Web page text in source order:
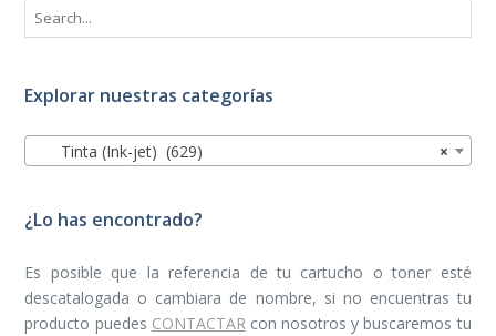
Explorar nuestras categorías
×
Tinta (Ink-jet) (629)
¿Lo has encontrado?
Es posible que la referencia de tu cartucho o toner esté
descatalogada o cambiara de nombre, si no encuentras tu
producto puedes CONTACTARcon nosotros y buscaremos tu